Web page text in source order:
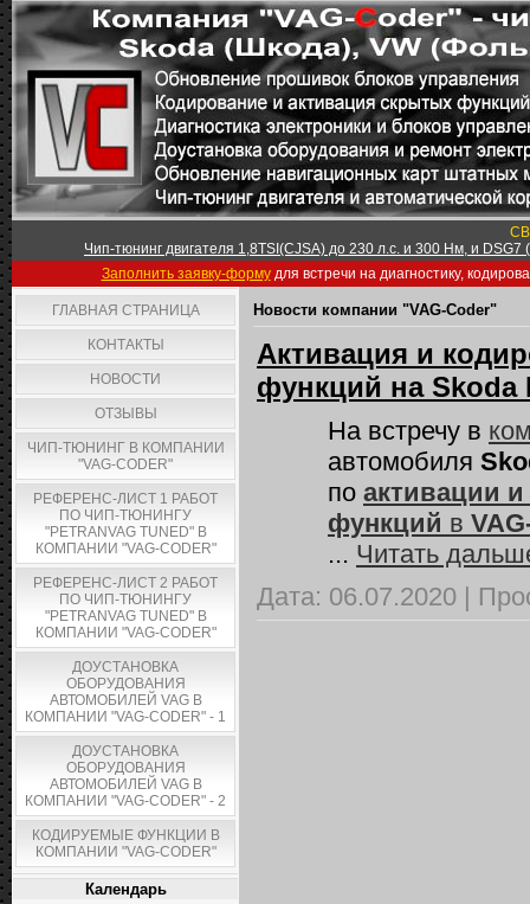
Чип-тюнинг двигателя 1,8TSI(CJSA) до 230 л.с. и 300 Нм, и
Заполнить заявку-формудля встречи на диагностику,
ГЛАВНАЯ СТРАНИЦА
КОНТАКТЫ
НОВОСТИ
ОТЗЫВЫ
ЧИП-ТЮНИНГ В КОМПАНИИ
"VAG-CODER"
РЕФЕРЕНС-ЛИСТ 1 РАБОТ
ПО ЧИП-ТЮНИНГУ
"PETRANVAG TUNED" В
КОМПАНИИ "VAG-CODER"
РЕФЕРЕНС-ЛИСТ 2 РАБОТ
ПО ЧИП-ТЮНИНГУ
"PETRANVAG TUNED" В
КОМПАНИИ "VAG-CODER"
ДОУСТАНОВКА
ОБОРУДОВАНИЯ
АВТОМОБИЛЕЙ VAG В
КОМПАНИИ "VAG-CODER" - 1
ДОУСТАНОВКА
ОБОРУДОВАНИЯ
АВТОМОБИЛЕЙ VAG В
КОМПАНИИ "VAG-CODER" - 2
КОДИРУЕМЫЕ ФУНКЦИИ В
КОМПАНИИ "VAG-CODER"
Календарь
Новости компании "VAG-Coder"
Активация и
функций на Skoda
На встречу в
автомобиля
по активации
функций в
... Читать
Дата: 06.07.2020 |